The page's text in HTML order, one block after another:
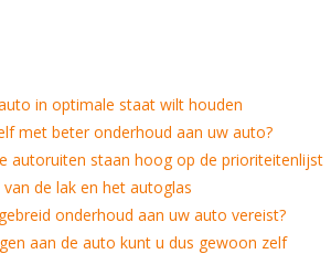
in optimale staat wilt houden
met beter onderhoud aan uw auto?
autoruiten staan hoog op de prioriteitenlijst
de lak en het autoglas
onderhoud aan uw auto vereist?
aan de auto kunt u dus gewoon zelf